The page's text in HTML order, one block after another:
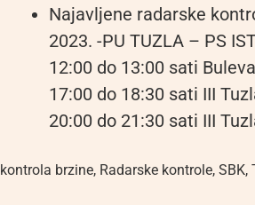
Najavljene radarske
2023. -PU TUZLA – PS
12:00 do 13:00 sati
17:00 do 18:30 sati III
20:00 do 21:30 sati III
kontrola brzine, Radarske kontrole, SBK,